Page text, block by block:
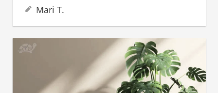
17 Agosto 2023
Mari T.